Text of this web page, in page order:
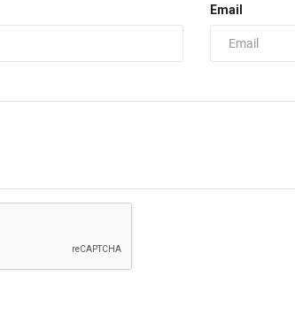
Email